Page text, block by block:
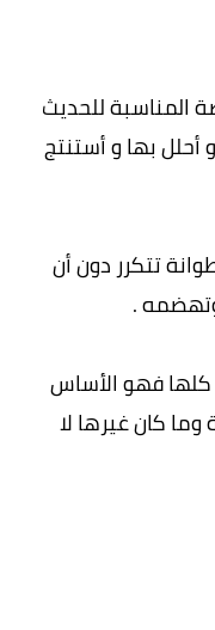
فيها الفرصة المناسبة للحديث
بها و أستنتج
تتكرر دون أن
.
كلها فهو الأساس
كان غيرها لا